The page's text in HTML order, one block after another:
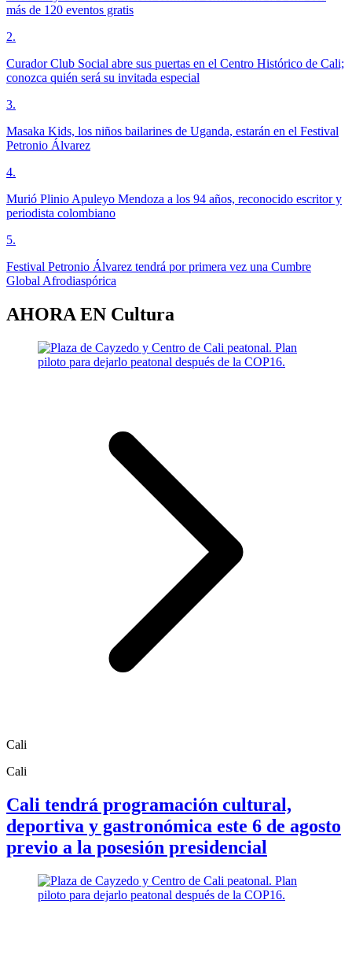
más de 120 eventos gratis
2.
Curador Club Social abre sus puertas en el Centro Histórico de Cali;
conozca quién será su invitada especial
3.
Masaka Kids, los niños bailarines de Uganda, estarán en el Festival
Petronio Álvarez
4.
Murió Plinio Apuleyo Mendoza a los 94 años, reconocido escritor y
periodista colombiano
5.
Festival Petronio Álvarez tendrá por primera vez una Cumbre
Global Afrodiaspórica
AHORA EN Cultura
Cali
Cali
Cali tendrá programación cultural,
deportiva y gastronómica este 6 de agosto
previo a la posesión presidencial